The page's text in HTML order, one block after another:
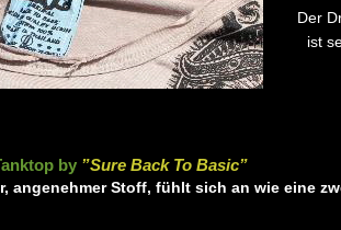
Der
ist
by ”Sure Back To Basic”
angenehmer Stoff, fühlt sich an wie eine